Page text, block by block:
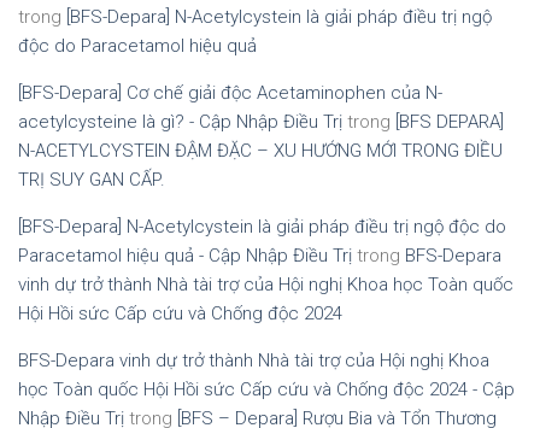
trong [BFS-Depara] N-Acetylcystein là giải pháp điều trị ngộ
độc do Paracetamol hiệu quả
[BFS-Depara] Cơ chế giải độc Acetaminophen của N-
acetylcysteine là gì? - Cập Nhập Điều Trị trong [BFS DEPARA]
N-ACETYLCYSTEIN ĐẬM ĐẶC – XU HƯỚNG MỚI TRONG ĐIỀU
TRỊ SUY GAN CẤP.
[BFS-Depara] N-Acetylcystein là giải pháp điều trị ngộ độc do
Paracetamol hiệu quả - Cập Nhập Điều Trị trong BFS-Depara
vinh dự trở thành Nhà tài trợ của Hội nghị Khoa học Toàn quốc
Hội Hồi sức Cấp cứu và Chống độc 2024
BFS-Depara vinh dự trở thành Nhà tài trợ của Hội nghị Khoa
học Toàn quốc Hội Hồi sức Cấp cứu và Chống độc 2024 - Cập
Nhập Điều Trị trong [BFS – Depara] Rượu Bia và Tổn Thương